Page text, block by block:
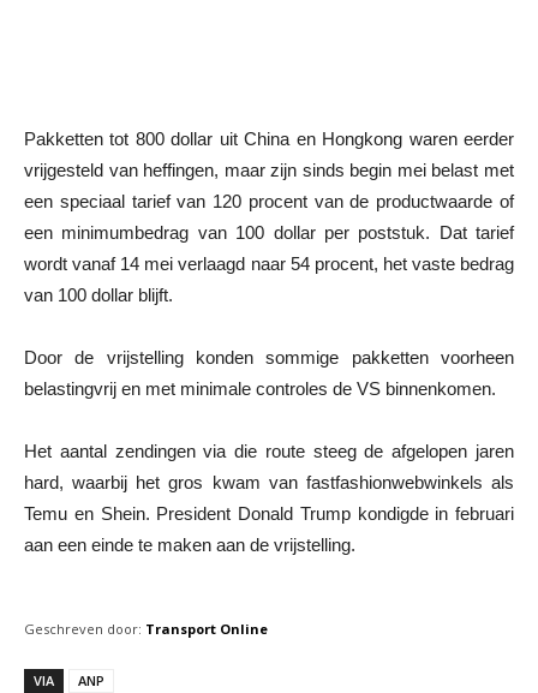
Pakketten tot 800 dollar uit China en Hongkong waren eerder
vrijgesteld van heffingen, maar zijn sinds begin mei belast met
een speciaal tarief van 120 procent van de productwaarde of
een minimumbedrag van 100 dollar per poststuk. Dat tarief
wordt vanaf 14 mei verlaagd naar 54 procent, het vaste bedrag
van 100 dollar blijft.
Door de vrijstelling konden sommige pakketten voorheen
belastingvrij en met minimale controles de VS binnenkomen.
Het aantal zendingen via die route steeg de afgelopen jaren
hard, waarbij het gros kwam van fastfashionwebwinkels als
Temu en Shein. President Donald Trump kondigde in februari
aan een einde te maken aan de vrijstelling.
Geschreven door: Transport Online
VIA ANP